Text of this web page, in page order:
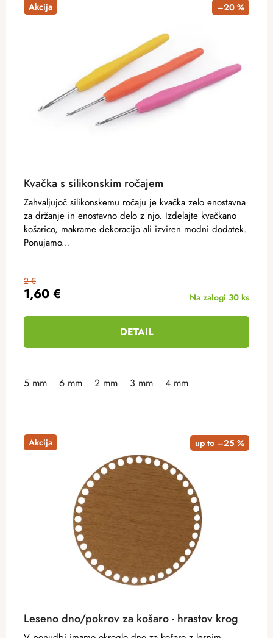
Akcija –20 %
Kvačka s silikonskim ročajem
1,60 €
2 €
Na zalogi 30 ks
DETAIL
Zahvaljujoč silikonskemu ročaju je kvačka zelo enostavna
za držanje in enostavno delo z njo. Izdelajte kvačkano
košarico, makrame dekoracijo ali izviren modni dodatek.
Ponujamo...
5 mm 6 mm 2 mm 3 mm 4 mm
Akcija up to –25 %
Leseno dno/pokrov za košaro - hrastov krog